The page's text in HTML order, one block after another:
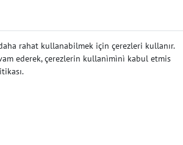
rahat kullanabilmek için çerezleri kullanır.
ederek, çerezlerin kullanìmìnì kabul etmis
.